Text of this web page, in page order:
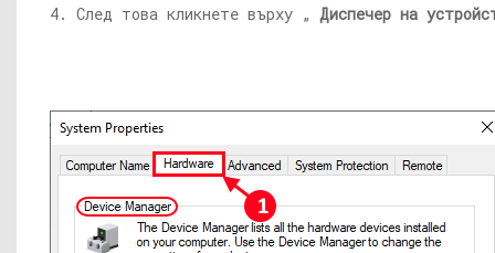
4. След това кликнете върху „ Диспечер на